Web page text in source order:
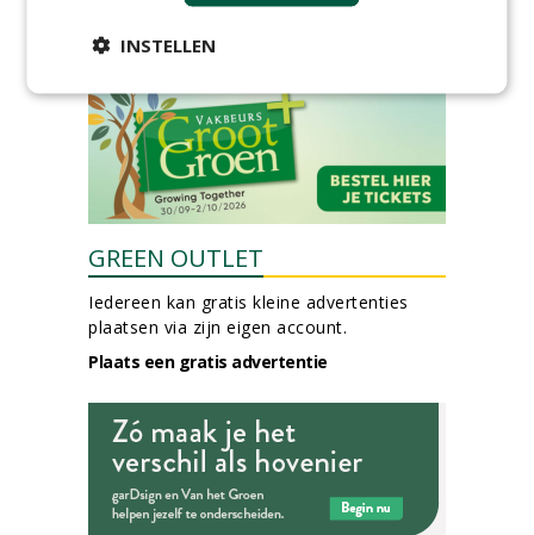
meer Groene Banen
GREEN OUTLET
Iedereen kan gratis kleine advertenties
plaatsen via zijn eigen account.
Plaats een gratis advertentie
INSTELLEN